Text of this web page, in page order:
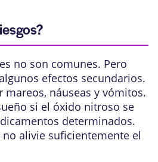
no son comunes. Pero
efectos secundarios.
mareos, náuseas y vómitos.
si el óxido nitroso se
determinados.
alivie suficientemente el